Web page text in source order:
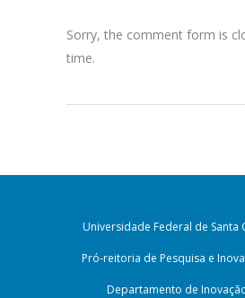
Sorry, the comment form is
time.
Universidade Federal de Santa
Pró-reitoria de Pesquisa e
Departamento de